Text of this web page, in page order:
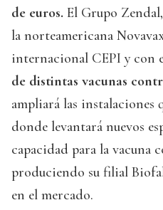
de euros. El Grupo
la norteamericana
internacional CEPI y con
de distintas vacunas
ampliará las instalaciones
donde levantará nuevos
capacidad para la vacuna
produciendo su filial
en el mercado.